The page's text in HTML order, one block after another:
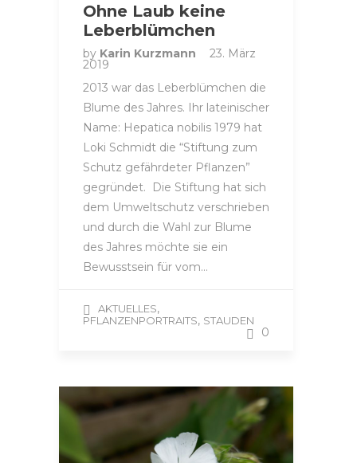
Ohne Laub keine
Leberblümchen
by Karin Kurzmann 23. März
2019
2013 war das Leberblümchen die
Blume des Jahres. Ihr lateinischer
Name: Hepatica nobilis 1979 hat
Loki Schmidt die “Stiftung zum
Schutz gefährdeter Pflanzen”
gegründet. Die Stiftung hat sich
dem Umweltschutz verschrieben
und durch die Wahl zur Blume
des Jahres möchte sie ein
Bewusstsein für vom…
AKTUELLES,
PFLANZENPORTRAITS, STAUDEN
0